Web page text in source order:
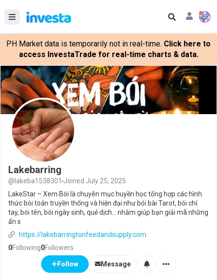
PH Market data is temporarily not in real-time. Click here to
access InvestaTrade for real-time charts & data.
Lakebarring
@lakeba1538301 Joined July 25, 2025
LakeStar – Xem Bói là chuyên mục huyền học tổng hợp các hình
thức bói toán truyền thống và hiện đại như bói bài Tarot, bói chỉ
tay, bói tên, bói ngày sinh, quẻ dịch... nhằm giúp bạn giải mã những
ẩn s
https://lakebarringtonfeedandsupply.com
0Following0Followers
Follow Message